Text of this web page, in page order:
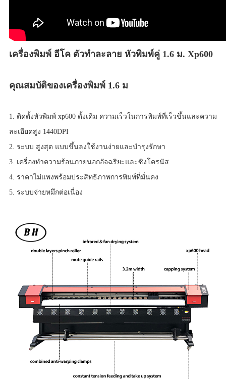
เครื่องพิมพ์ อีโค ตัวทำละลาย หัวพิมพ์คู่ 1.6 ม. Xp600
คุณสมบัติของเครื่องพิมพ์ 1.6 ม
1. ติดตั้งหัวพิมพ์ xp600 ดั้งเดิม ความเร็วในการพิมพ์ที่เร็วขึ้นและความ
ละเอียดสูง 1440DPI
2. ระบบ สูงสุด แบบขึ้นลงใช้งานง่ายและบำรุงรักษา
3. เครื่องทำความร้อนภายนอกอัจฉริยะและซิงโครนัส
4. ราคาไม่แพงพร้อมประสิทธิภาพการพิมพ์ที่มั่นคง
5. ระบบจ่ายหมึกต่อเนื่อง